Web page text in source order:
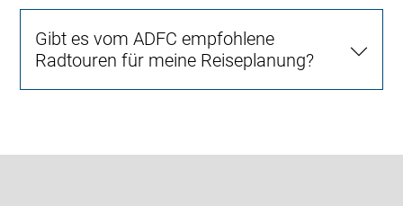
Gibt es vom ADFC empfohlene
Radtouren für meine Reiseplanung?